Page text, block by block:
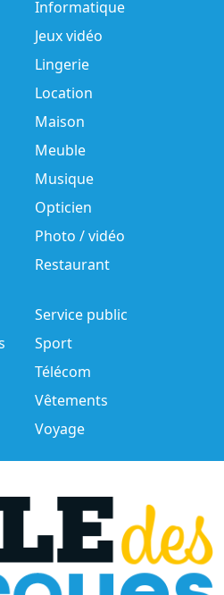
Informatique
Jeux vidéo
Lingerie
Location
Maison
Meuble
Musique
Opticien
Photo / vidéo
Restaurant
Service public
Sport
Télécom
Vêtements
Voyage